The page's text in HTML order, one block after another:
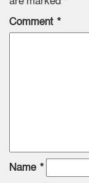
Comment *
Name *